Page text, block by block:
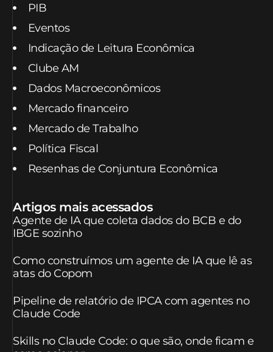
PIB
Eventos
Indicação de Leitura Econômica
Clube AM
Dados Macroeconômicos
Mercado financeiro
Mercado de Trabalho
Política Fiscal
Resenhas de Conjuntura Econômica
Artigos mais acessados
Agente de IA que coleta dados do BCB e do
IBGE sozinho
Como construímos um agente de IA que lê as
atas do Copom
Pipeline de relatório de IPCA com agentes no
Claude Code
Skills no Claude Code: o que são, onde ficam e